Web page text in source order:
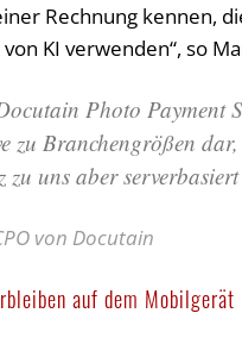
Rechnung kennen,
KI verwenden“, so
Photo Payment
zu Branchengrößen
zu uns aber
von Docutain
auf dem Mobilgerät